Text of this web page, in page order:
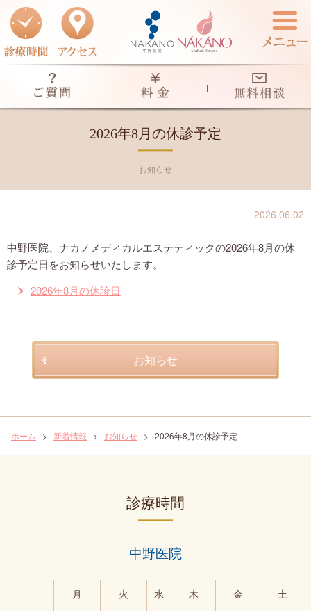
当院のご案内
シミ-色素斑・そばかす-
ほくろ治療
表情シワ-額・眉間・目じり・あご-
フェイスリフト・深いシワ・ほうれい線
尿漏れ、頻尿対策
よくあるご質問
無料相談
2026年8月の休診予定
お知らせ
2026.06.02
中野医院、ナカノメディカルエステティックの2026年8月の休
診予定日をお知らせいたします。
2026年8月の休診日
お知らせ
ホーム > 新着情報 > お知らせ > 2026年8月の休診予定
診療時間
中野医院
月 火 水 木 金
土